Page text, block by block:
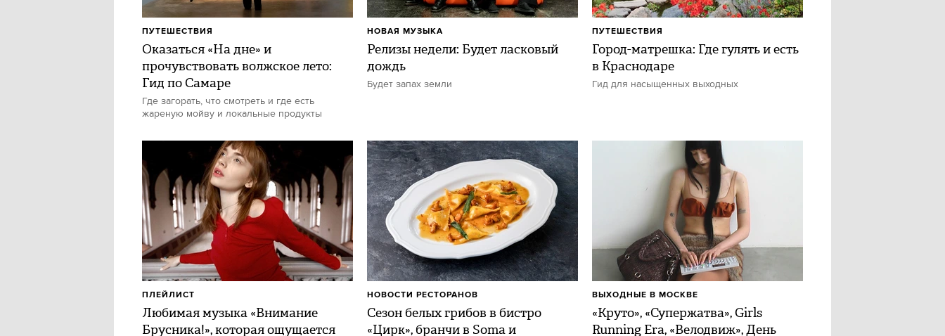
Оказаться «На дне» и
прочувствовать волжское лето:
Гид по Самаре
Где загорать, что смотреть и где есть
жареную мойву и локальные продукты
ПУТЕШЕСТВИЯ
Релизы недели: Будет ласковый
дождь
Будет запах земли
НОВАЯ МУЗЫКА
Город-матрешка: Где гулять и есть
в Краснодаре
Гид для насыщенных выходных
ПУТЕШЕСТВИЯ
Любимая музыка «Внимание
Брусника!», которая ощущается
ПЛЕЙЛИСТ
Сезон белых грибов в бистро
«Цирк», бранчи в Soma и
НОВОСТИ РЕСТОРАНОВ
«Круто», «Супержатва», Girls
Running Era, «Велодвиж», День
ВЫХОДНЫЕ В МОСКВЕ